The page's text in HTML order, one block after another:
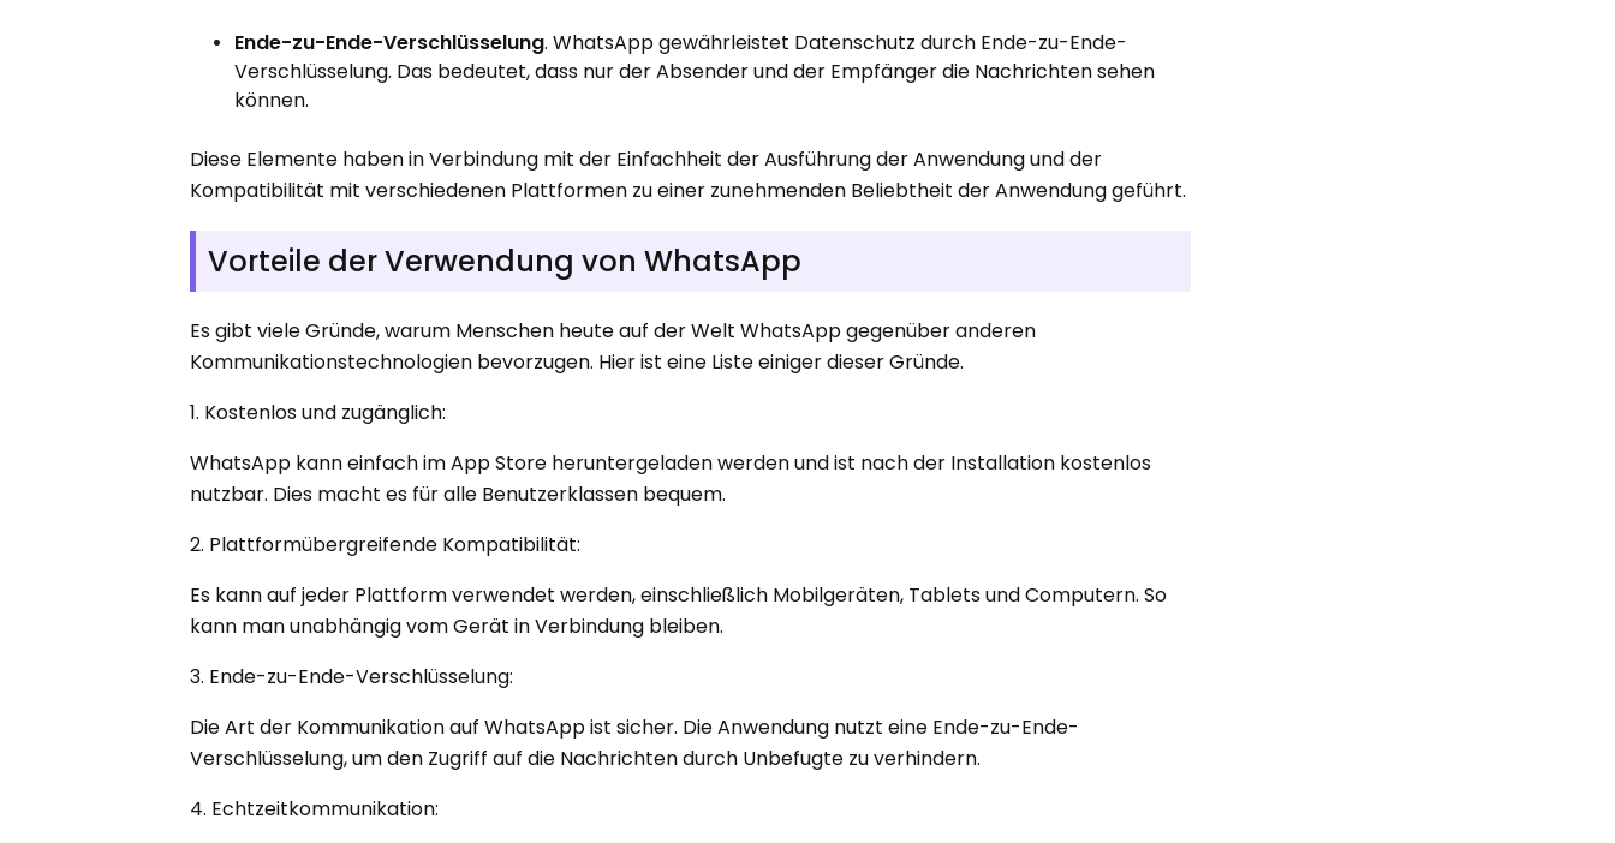
Ende-zu-Ende-Verschlüsselung. WhatsApp gewährleistet Datenschutz durch Ende-zu-Ende-
Verschlüsselung. Das bedeutet, dass nur der Absender und der Empfänger die Nachrichten sehen
können.
Diese Elemente haben in Verbindung mit der Einfachheit der Ausführung der Anwendung und der
Kompatibilität mit verschiedenen Plattformen zu einer zunehmenden Beliebtheit der Anwendung geführt.
Vorteile der Verwendung von WhatsApp
Es gibt viele Gründe, warum Menschen heute auf der Welt WhatsApp gegenüber anderen
Kommunikationstechnologien bevorzugen. Hier ist eine Liste einiger dieser Gründe.
1. Kostenlos und zugänglich:
WhatsApp kann einfach im App Store heruntergeladen werden und ist nach der Installation kostenlos
nutzbar. Dies macht es für alle Benutzerklassen bequem.
2. Plattformübergreifende Kompatibilität:
Es kann auf jeder Plattform verwendet werden, einschließlich Mobilgeräten, Tablets und Computern. So
kann man unabhängig vom Gerät in Verbindung bleiben.
3. Ende-zu-Ende-Verschlüsselung:
Die Art der Kommunikation auf WhatsApp ist sicher. Die Anwendung nutzt eine Ende-zu-Ende-
Verschlüsselung, um den Zugriff auf die Nachrichten durch Unbefugte zu verhindern.
4. Echtzeitkommunikation: